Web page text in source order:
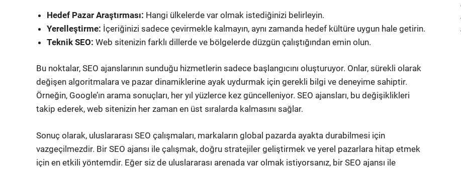
Hedef Pazar Araştırması: Hangi ülkelerde var olmak istediğinizi belirleyin.
Yerelleştirme: İçeriğinizi sadece çevirmekle kalmayın, aynı zamanda hedef kültüre uygun hale getirin.
Teknik SEO: Web sitenizin farklı dillerde ve bölgelerde düzgün çalıştığından emin olun.
Bu noktalar, SEO ajanslarının sunduğu hizmetlerin sadece başlangıcını oluşturuyor. Onlar, sürekli olarak
değişen algoritmalara ve pazar dinamiklerine ayak uydurmak için gerekli bilgi ve deneyime sahiptir.
Örneğin, Google’ın arama sonuçları, her yıl yüzlerce kez güncelleniyor. SEO ajansları, bu değişiklikleri
takip ederek, web sitenizin her zaman en üst sıralarda kalmasını sağlar.
Sonuç olarak, uluslararası SEO çalışmaları, markaların global pazarda ayakta durabilmesi için
vazgeçilmezdir. Bir SEO ajansı ile çalışmak, doğru stratejiler geliştirmek ve yerel pazarlara hitap etmek
için en etkili yöntemdir. Eğer siz de uluslararası arenada var olmak istiyorsanız, bir SEO ajansı ile